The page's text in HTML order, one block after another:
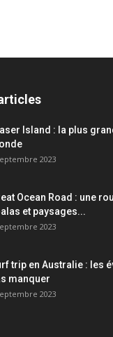
Island : la plus
2023
Ocean Road : une
et paysages...
2023
trip en Australie : les
manquer
2023